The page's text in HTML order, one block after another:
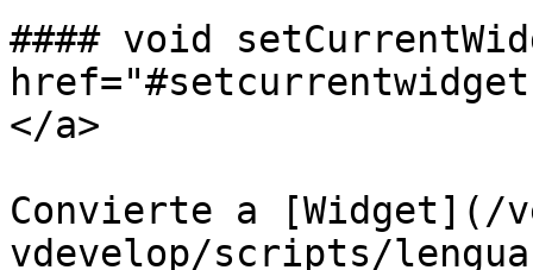
#### void
</a>
Convierte a [Widget](/
vdevelop/scripts/